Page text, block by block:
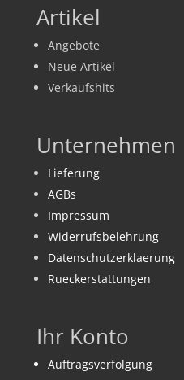
Artikel
Angebote
Neue Artikel
Verkaufshits
Unternehmen
Lieferung
AGBs
Impressum
Widerrufsbelehrung
Datenschutzerklaerung
Rueckerstattungen
Ihr Konto
Auftragsverfolgung